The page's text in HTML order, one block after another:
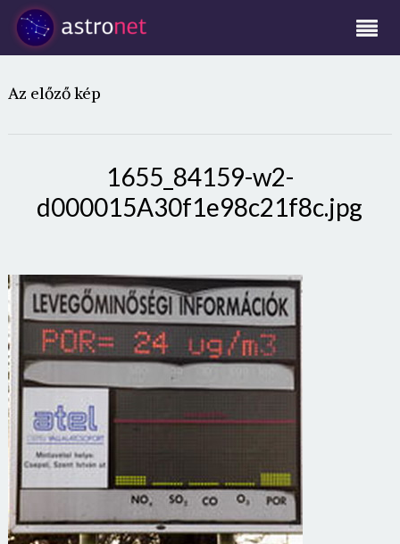
Az előző kép
1655_84159-w2-
d000015A30f1e98c21f8c.jpg